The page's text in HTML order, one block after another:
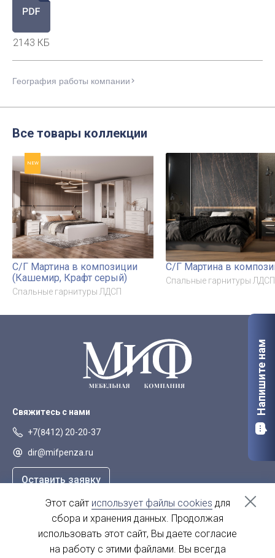
2143 КБ
География работы компании
Все товары коллекции
NEW
С/Г Мартина в композиции
(Кашемир, Крафт серый)
Спальные гарнитуры ЛДСП
С/Г Мартина в
Спальные гарнитуры ЛДСП
Свяжитесь с нами
+7(8412) 20-20-37
dir@mifpenza.ru
Оставить заявку
г. Пенза, ул. Аустрина, 139а
пн-пт - с 9.00-18.00
Напишите нам
Этот сайт использует файлы cookies для
сбора и хранения данных. Продолжая
использовать этот сайт, Вы даете согласие
на работу с этими файлами. Вы всегда